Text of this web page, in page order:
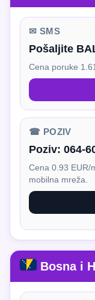
✉ SMS
Pošaljite
Cena poruke
☎ POZIV
Poziv: 064-
Cena 0.93 EUR/
mobilna mreža.
Bosna i